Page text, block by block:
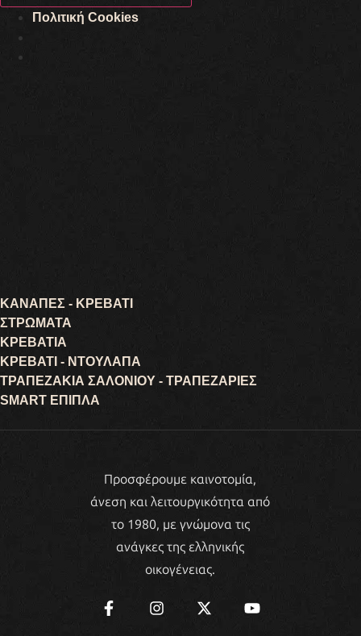
Πολιτική Cookies
ΚΑΝΑΠΕΣ - ΚΡΕΒΑΤΙ
ΣΤΡΩΜΑΤΑ
ΚΡΕΒΑΤΙΑ
ΚΡΕΒΑΤΙ - ΝΤΟΥΛΑΠΑ
ΤΡΑΠΕΖΑΚΙΑ ΣΑΛΟΝΙΟΥ - ΤΡΑΠΕΖΑΡΙΕΣ
SMART ΕΠΙΠΛΑ
Προσφέρουμε καινοτομία,
άνεση και λειτουργικότητα από
το 1980, με γνώμονα τις
ανάγκες της ελληνικής
οικογένειας.